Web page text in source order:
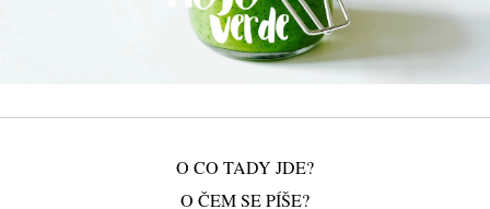
O CO TADY JDE?
O ČEM SE PÍŠE?